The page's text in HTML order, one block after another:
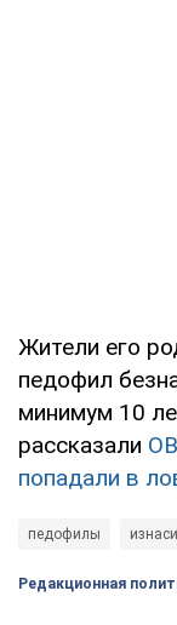
Жители его
педофил
минимум 10
рассказали
попадали в
педофилы
Редакционная